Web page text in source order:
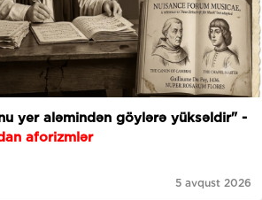
yer aləmindən göylərə yüksəldir" -
aforizmlər
5 avqust 2026